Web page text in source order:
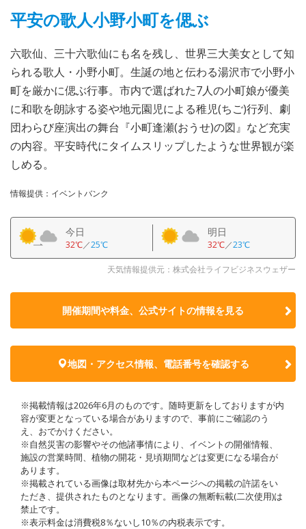
平安の歌人小野小町を偲ぶ
六歌仙、三十六歌仙にも名を残し、世界三大美女として知
られる歌人・小野小町。生誕の地と伝わる湯沢市で小野小
町を厳かに偲ぶ行事。市内で選ばれた7人の小町娘が優美
に和歌を朗詠する姿や地元園児による稚児(ちご)行列、劇
団わらび座演出の舞台『小町逢瀬(おうせ)の図』など充実
の内容。平安時代にタイムスリップしたような世界観が楽
しめる。
情報提供：イベントバンク
今日
32℃／25℃
明日
32℃／23℃
天気情報提供元：株式会社ライフビジネスウェザー
開催期間や料金、公式サイトの情報を見る
地図・アクセス情報、電話番号を確認する
※掲載情報は2026年6月のものです。随時更新をしておりますが内
容が変更となっている場合がありますので、事前にご確認のう
え、おでかけください。
※自然災害の影響やその他諸事情により、イベントの開催情報、
施設の営業時間、植物の開花・見頃期間などは変更になる場合が
あります。
※掲載されている画像は取材先から本ページへの掲載の許諾をい
ただき、提供されたものとなります。画像の無断転載(二次使用)は
禁止です。
※表示料金は消費税8％ないし10％の内税表示です。